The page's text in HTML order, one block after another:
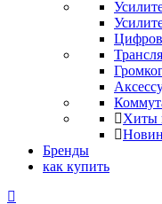
Хиты
Бренды
как купить